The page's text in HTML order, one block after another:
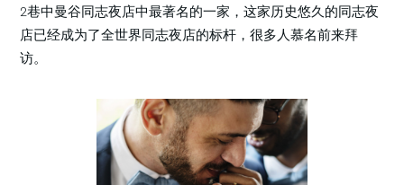
2巷中曼谷同志夜店中最著名的一家，这家历史悠久的同志夜
店已经成为了全世界同志夜店的标杆，很多人慕名前来拜
访。